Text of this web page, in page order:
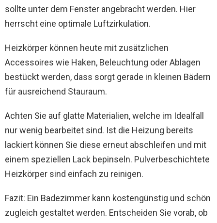
sollte unter dem Fenster angebracht werden. Hier
herrscht eine optimale Luftzirkulation.
Heizkörper können heute mit zusätzlichen
Accessoires wie Haken, Beleuchtung oder Ablagen
bestückt werden, dass sorgt gerade in kleinen Bädern
für ausreichend Stauraum.
Achten Sie auf glatte Materialien, welche im Idealfall
nur wenig bearbeitet sind. Ist die Heizung bereits
lackiert können Sie diese erneut abschleifen und mit
einem speziellen Lack bepinseln. Pulverbeschichtete
Heizkörper sind einfach zu reinigen.
Fazit: Ein Badezimmer kann kostengünstig und schön
zugleich gestaltet werden. Entscheiden Sie vorab, ob